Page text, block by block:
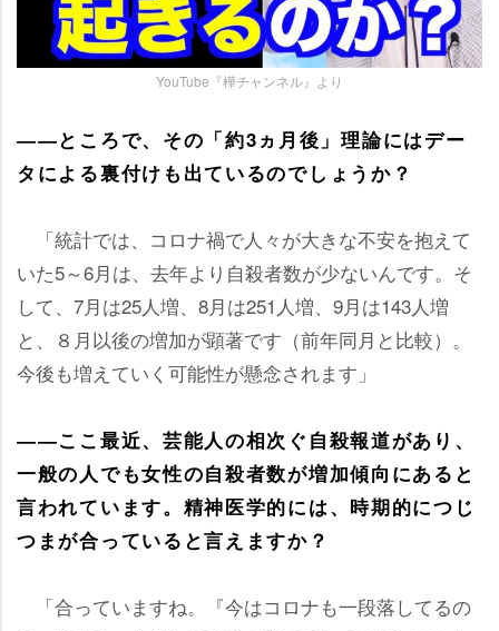
YouTube『樺チャンネル』より
――ところで、その「約3ヵ月後」理論にはデー
タによる裏付けも出ているのでしょうか？
「統計では、コロナ禍で人々が大きな不安を抱えて
いた5～6月は、去年より自殺者数が少ないんです。そ
して、7月は25人増、8月は251人増、9月は143人増
と、８月以後の増加が顕著です（前年同月と比較）。
今後も増えていく可能性が懸念されます」
――ここ最近、芸能人の相次ぐ自殺報道があり、
一般の人でも女性の自殺者数が増加傾向にあると
言われています。精神医学的には、時期的につじ
つまが合っていると言えますか？
「合っていますね。『今はコロナも一段落してるの